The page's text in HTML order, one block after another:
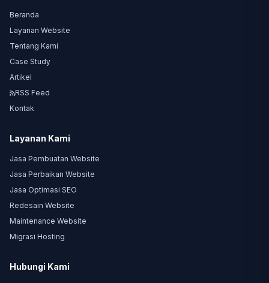
Beranda
Layanan Website
Tentang Kami
Case Study
Artikel
RSS Feed
Kontak
Layanan Kami
Jasa Pembuatan Website
Jasa Perbaikan Website
Jasa Optimasi SEO
Redesain Website
Maintenance Website
Migrasi Hosting
Hubungi Kami